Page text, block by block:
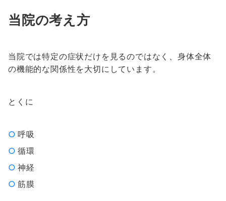
当院の考え方
当院では特定の症状だけを見るのではなく、身体全体
の機能的な関係性を大切にしています。
とくに
呼吸
循環
神経
筋膜